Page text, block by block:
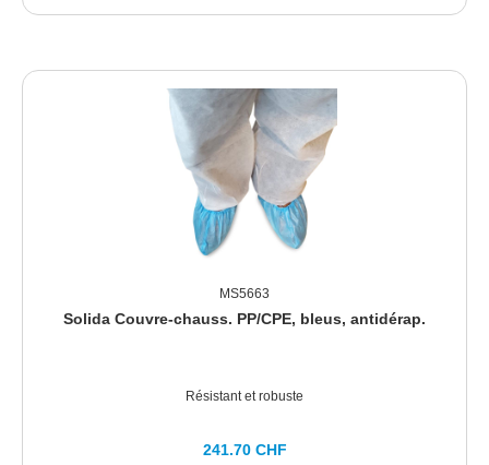
MS5663
Solida Couvre-chauss. PP/CPE, bleus, antidérap.
Résistant et robuste
241.70 CHF